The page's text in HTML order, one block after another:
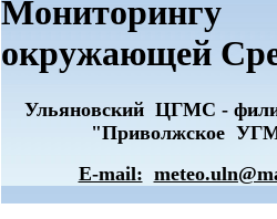
Мониторингу
окружающей
Ульяновский ЦГМС -
"Приволжское
E-mail: